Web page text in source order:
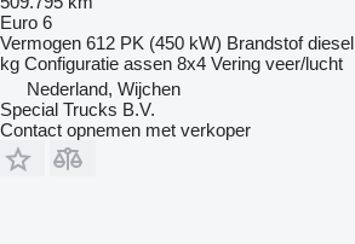
Euro 6
Vermogen 612 PK (450 kW) Brandstof diesel
kg Configuratie assen 8x4 Vering veer/lucht
Nederland, Wijchen
Special Trucks B.V.
Contact opnemen met verkoper